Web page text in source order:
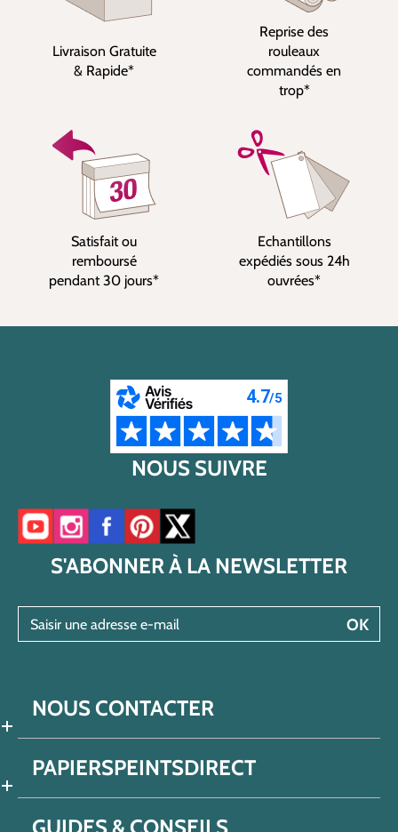
Livraison Gratuite
& Rapide*
Reprise des
rouleaux
commandés en
trop*
Satisfait ou
remboursé
pendant 30 jours*
Echantillons
expédiés sous 24h
ouvrées*
NOUS SUIVRE
Accéder à notre chaîne YouTube
Accéder à notre compte Instagram
Accéder à notre page Facebook
Accéder à notre compte Pinterest
Accéder à notre compte Twitter/X
S'ABONNER À LA NEWSLETTER
OK
NOUS CONTACTER
PAPIERSPEINTSDIRECT